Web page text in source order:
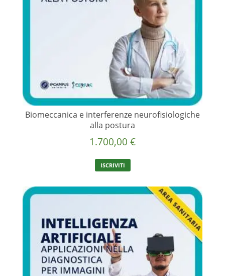
Biomeccanica e interferenze neurofisiologiche
alla postura
1.700,00 €
ISCRIVITI